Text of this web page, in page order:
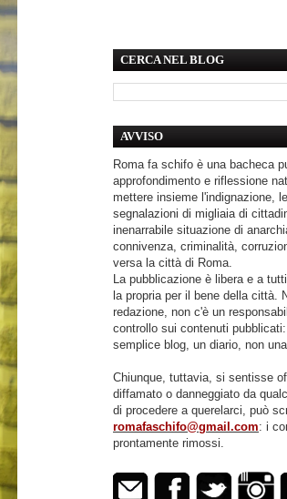
CERCA NEL BLOG
AVVISO
Roma fa schifo è una bacheca
approfondimento e riflessione
mettere insieme l'indignazione,
segnalazioni di migliaia di
inenarrabile situazione di
connivenza, criminalità,
versa la città di Roma.
La pubblicazione è libera e a
la propria per il bene della città.
redazione, non c'è un
controllo sui contenuti
semplice blog, un diario, non
Chiunque, tuttavia, si sentisse
diffamato o danneggiato da
di procedere a querelarci, può
romafaschifo@gmail.com: i
prontamente rimossi.